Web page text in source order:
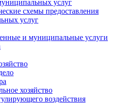
услуг
схемы предоставления
услуг
и муниципальные услуги
хозяйство
воздействия